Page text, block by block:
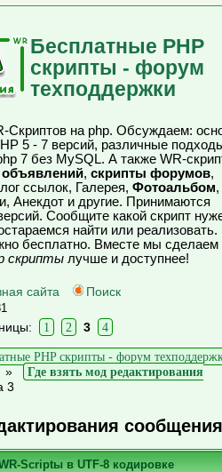
Бесплатные PHP
скрипты - форум
техподдержки
Скриптов на php. Обсуждаем:
5 - 7 версий, различные
7 без MySQL. А также WR-
, скрипты форумов,
ссылок, Галерея, Фотоальбом,
Анекдот и другие. Принимаются
Сообщите какой скрипт
найти или реализовать.
бесплатно. Вместе мы сделаем
скриптылучше и доступнее!
сайта Поиск
1 2 3 4
PHP скрипты - форум
»
Где взять мод редактирования
3
сообщения
Scriptы в UTF-8 кодировке